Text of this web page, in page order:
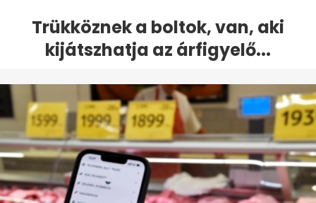
Trükköznek a boltok, van, aki
kijátszhatja az árfigyelő...